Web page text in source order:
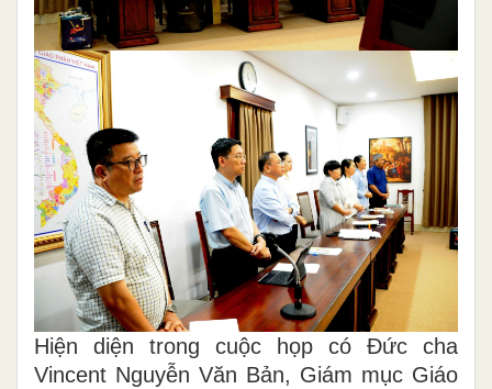
Hiện diện trong cuộc họp có Đức cha
Vincent Nguyễn Văn Bản, Giám mục Giáo